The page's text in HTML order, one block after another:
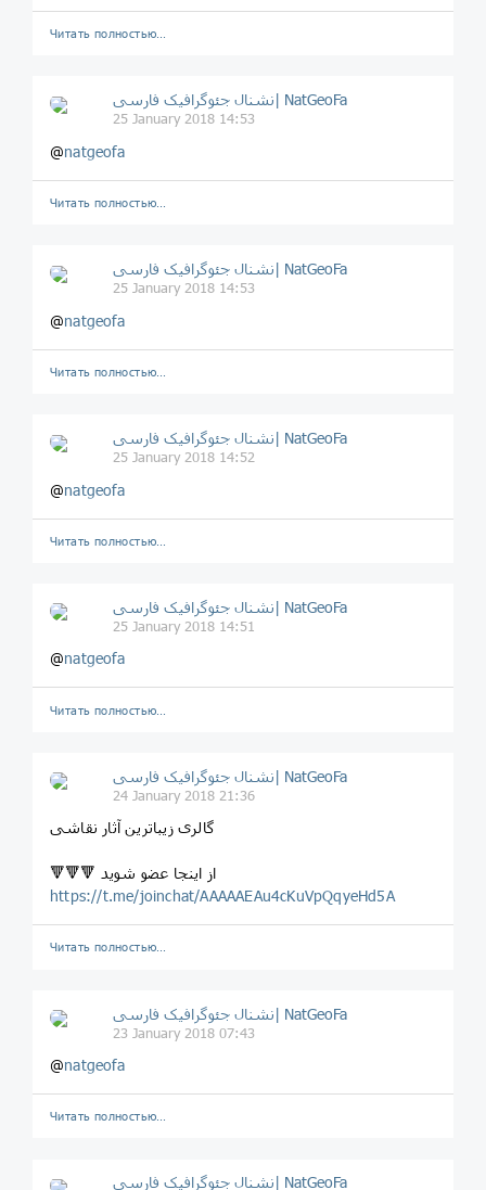
Читать полностью…
نشنال جئوگرافیک فارسی| NatGeoFa
25 January 2018 14:53
@natgeofa
Читать полностью…
نشنال جئوگرافیک فارسی| NatGeoFa
25 January 2018 14:53
@natgeofa
Читать полностью…
نشنال جئوگرافیک فارسی| NatGeoFa
25 January 2018 14:52
@natgeofa
Читать полностью…
نشنال جئوگرافیک فارسی| NatGeoFa
25 January 2018 14:51
@natgeofa
Читать полностью…
نشنال جئوگرافیک فارسی| NatGeoFa
24 January 2018 21:36
گالری زیباترین آثار نقاشی
🔻🔻🔻 از اینجا عضو شوید
https://t.me/joinchat/AAAAAEAu4cKuVpQqyeHd5A
Читать полностью…
نشنال جئوگرافیک فارسی| NatGeoFa
23 January 2018 07:43
@natgeofa
Читать полностью…
نشنال جئوگرافیک فارسی| NatGeoFa